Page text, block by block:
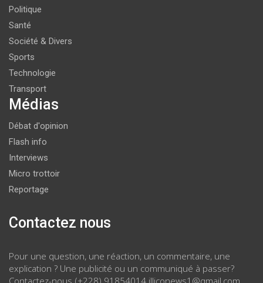
Politique
Santé
Société & Divers
Sports
Technologie
Transport
Médias
Débat d'opinion
Flash info
Interviews
Micro trottoir
Reportage
Contactez nous
Pour une question, une réaction, un commentaire, une
explication ? Une publicité ou un communiqué à passer?